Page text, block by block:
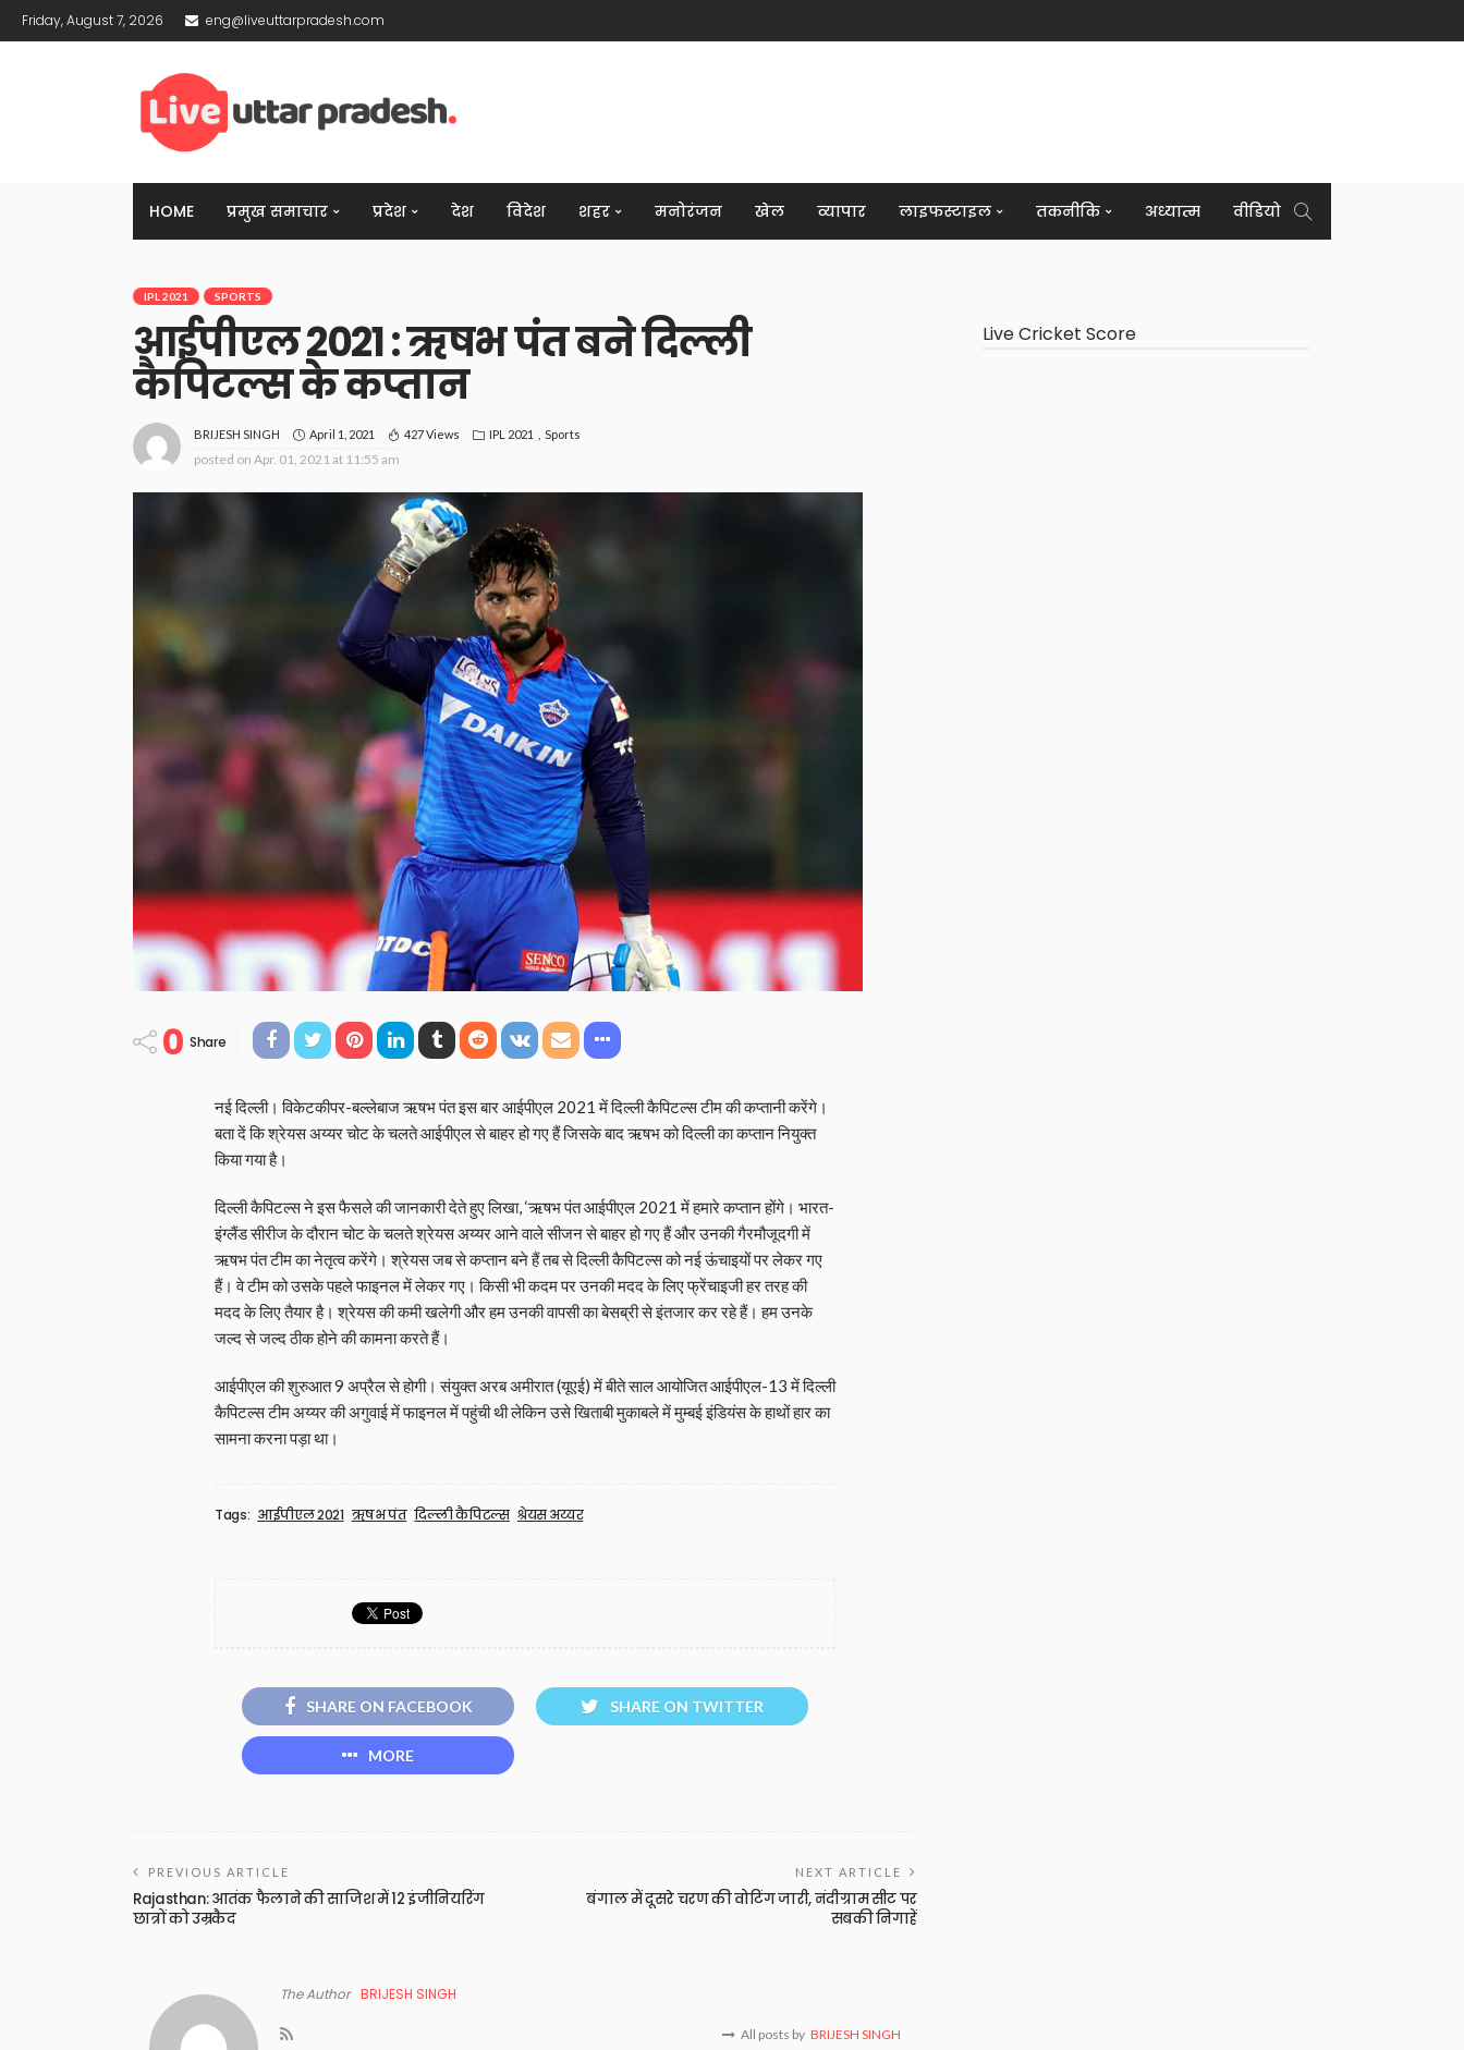
Friday, August 7, 2026 eng@liveuttarpradesh.com
HOME प्रमुख समाचार प्रदेश देश विदेश शहर मनोरंजन खेल व्यापार लाइफस्टाइल तकनीकि अध्यात्म वीडियो
IPL 2021 SPORTS
आईपीएल 2021 : ऋषभ पंत बने दिल्ली
कैपिटल्स के कप्तान
BRIJESH SINGH April 1, 2021 427 Views IPL 2021 Sports
posted on Apr. 01, 2021 at 11:55 am
0 Share
नई दिल्ली। विकेटकीपर-बल्लेबाज ऋषभ पंत इस बार आईपीएल 2021 में दिल्ली कैपिटल्स टीम की कप्तानी करेंगे।
बता दें कि श्रेयस अय्यर चोट के चलते आईपीएल से बाहर हो गए हैं जिसके बाद ऋषभ को दिल्ली का कप्तान नियुक्त
किया गया है।
दिल्ली कैपिटल्स ने इस फैसले की जानकारी देते हुए लिखा, ‘ऋषभ पंत आईपीएल 2021 में हमारे कप्तान होंगे। भारत-
इंग्लैंड सीरीज के दौरान चोट के चलते श्रेयस अय्यर आने वाले सीजन से बाहर हो गए हैं और उनकी गैरमौजूदगी में
ऋषभ पंत टीम का नेतृत्व करेंगे। श्रेयस जब से कप्तान बने हैं तब से दिल्ली कैपिटल्स को नई ऊंचाइयों पर लेकर गए
हैं। वे टीम को उसके पहले फाइनल में लेकर गए। किसी भी कदम पर उनकी मदद के लिए फ्रेंचाइजी हर तरह की
मदद के लिए तैयार है। श्रेयस की कमी खलेगी और हम उनकी वापसी का बेसब्री से इंतजार कर रहे हैं। हम उनके
जल्द से जल्द ठीक होने की कामना करते हैं।
आईपीएल की शुरुआत 9 अप्रैल से होगी। संयुक्त अरब अमीरात (यूएई) में बीते साल आयोजित आईपीएल-13 में दिल्ली
कैपिटल्स टीम अय्यर की अगुवाई में फाइनल में पहुंची थी लेकिन उसे खिताबी मुकाबले में मुम्बई इंडियंस के हाथों हार का
सामना करना पड़ा था।
Tags: आईपीएल 2021 ऋषभ पंत दिल्ली कैपिटल्स श्रेयस अय्यर
SHARE ON FACEBOOK SHARE ON TWITTER
MORE
PREVIOUS ARTICLE
Rajasthan: आतंक फैलाने की साजिश में 12 इंजीनियरिंग
छात्रों को उम्रकैद
NEXT ARTICLE
बंगाल में दूसरे चरण की वोटिंग जारी, नंदीग्राम सीट पर
सबकी निगाहें
The Author BRIJESH SINGH
All posts by BRIJESH SINGH
Live Cricket Score